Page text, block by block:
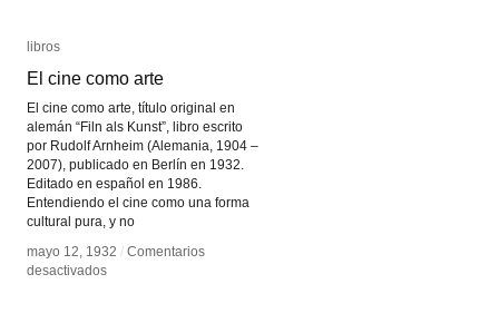
libros
El cine como arte
El cine como arte, título original en
alemán “Filn als Kunst”, libro escrito
por Rudolf Arnheim (Alemania, 1904 –
2007), publicado en Berlín en 1932.
Editado en español en 1986.
Entendiendo el cine como una forma
cultural pura, y no
mayo 12, 1932 / Comentarios
desactivadosen
libros
El cine como arte
mayo 12, 1932 / Comentarios
desactivadosen